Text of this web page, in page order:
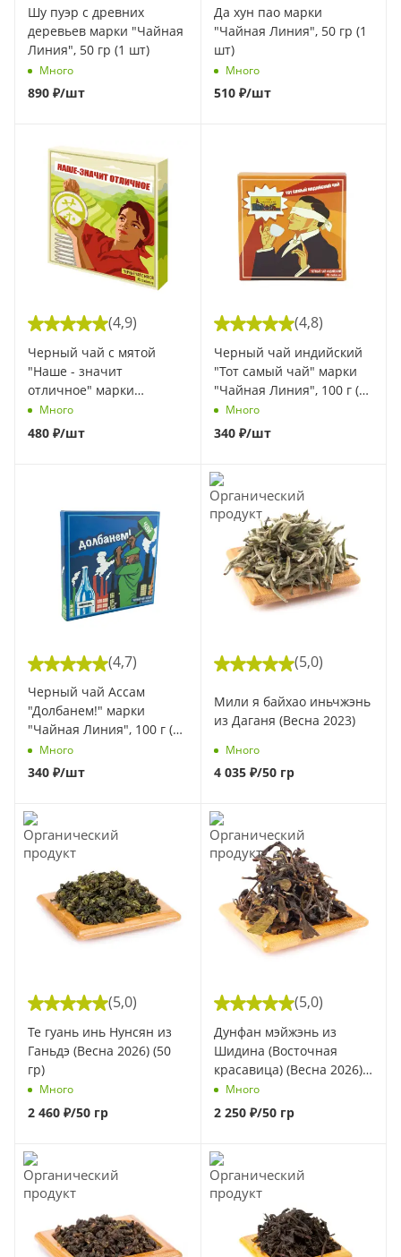
Шу пуэр с древних
деревьев марки "Чайная
Линия", 50 гр (1 шт)
Много
890 ₽/шт
Да хун пао марки
"Чайная Линия", 50 гр (1
шт)
Много
510₽/шт
(4,9)
Черный чай с мятой
"Наше - значит
отличное" марки
"Чайная Линия", 100 г (1
шт)
Много
480 ₽/шт
(4,8)
Черный чай индийский
"Тот самый чай" марки
"Чайная Линия", 100 г (1
шт)Много
340₽/шт
(4,7)
Черный чай Ассам
"Долбанем!" марки
"Чайная Линия", 100 г (1
шт)Много
340 ₽/шт
(5,0)
Мили я байхао иньчжэнь
из Даганя (Весна 2023)
Много
4 035₽/50 гр
(5,0)
Те гуань инь Нунсян из
Ганьдэ (Весна 2026) (50
гр)
Много
2 460 ₽/50 гр
(5,0)
Дунфан мэйжэнь из
Шидина (Восточная
красавица) (Весна 2026)
(50 гр)
Много
2 250₽/50 гр